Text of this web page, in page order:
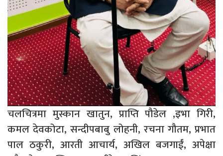
चलचित्रमा मुस्कान खातुन, प्राप्ति पौडेल ,इभा गिरी,
कमल देवकोटा, सन्दीपबाबु लोहनी, रचना गौतम, प्रभात
पाल ठकुरी, आरती आचार्य, अखिल बजगाईं, अपेक्षा